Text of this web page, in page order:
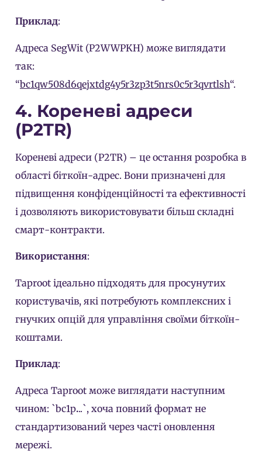
Приклад:
Адреса SegWit (P2WWPKH) може виглядати
так:
“bc1qw508d6qejxtdg4y5r3zp3t5nrs0c5r3qvrtlsh“.
4. Кореневі адреси
(P2TR)
Кореневі адреси (P2TR) – це остання розробка в
області біткоїн-адрес. Вони призначені для
підвищення конфіденційності та ефективності
і дозволяють використовувати більш складні
смарт-контракти.
Використання:
Taproot ідеально підходять для просунутих
користувачів, які потребують комплексних і
гнучких опцій для управління своїми біткоїн-
коштами.
Приклад:
Адреса Taproot може виглядати наступним
чином: `bc1p...`, хоча повний формат не
стандартизований через часті оновлення
мережі.